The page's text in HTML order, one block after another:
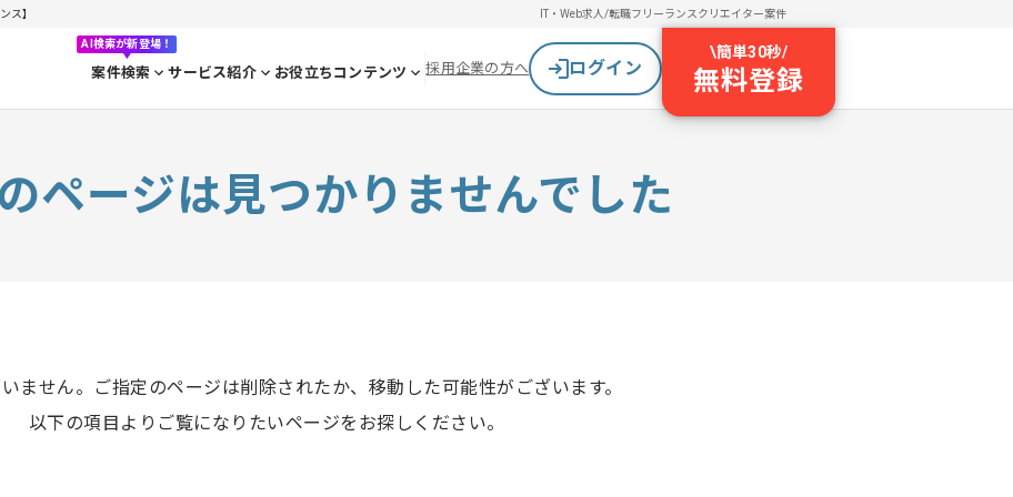
ス】 IT・Web求人/転職フリーランスクリエイター案件
AI検索が新登場！
案件検索 サービス紹介 お役立ちコンテンツ 採用企業の方へ ログイン
\簡単30秒/
無料登録
ページは見つかりませんでした
ません。ご指定のページは削除されたか、移動した可能性がございます。
以下の項目よりご覧になりたいページをお探しください。